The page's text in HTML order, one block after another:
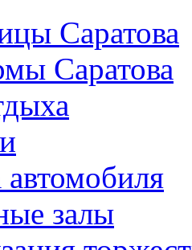
Саратова
Саратова
залы